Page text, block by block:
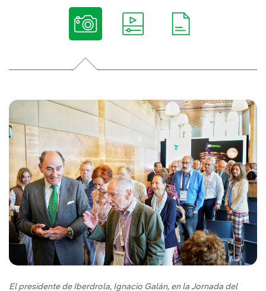
El presidente de Iberdrola, Ignacio Galán, en la Jornada del